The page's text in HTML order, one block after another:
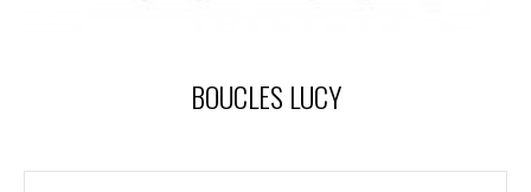
BOUCLES LUCY